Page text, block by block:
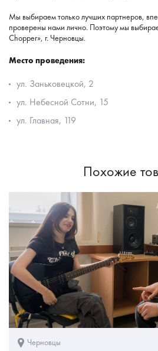
Мы выбираем только лучших партнеров,
проверены нами лично. Поэтому мы
Chopper», г. Черновцы.
Место проведения:
ул. Заньковецкой, 2
ул. Небесной Сотни, 15
ул. Главная, 119
Похожие
Черновцы